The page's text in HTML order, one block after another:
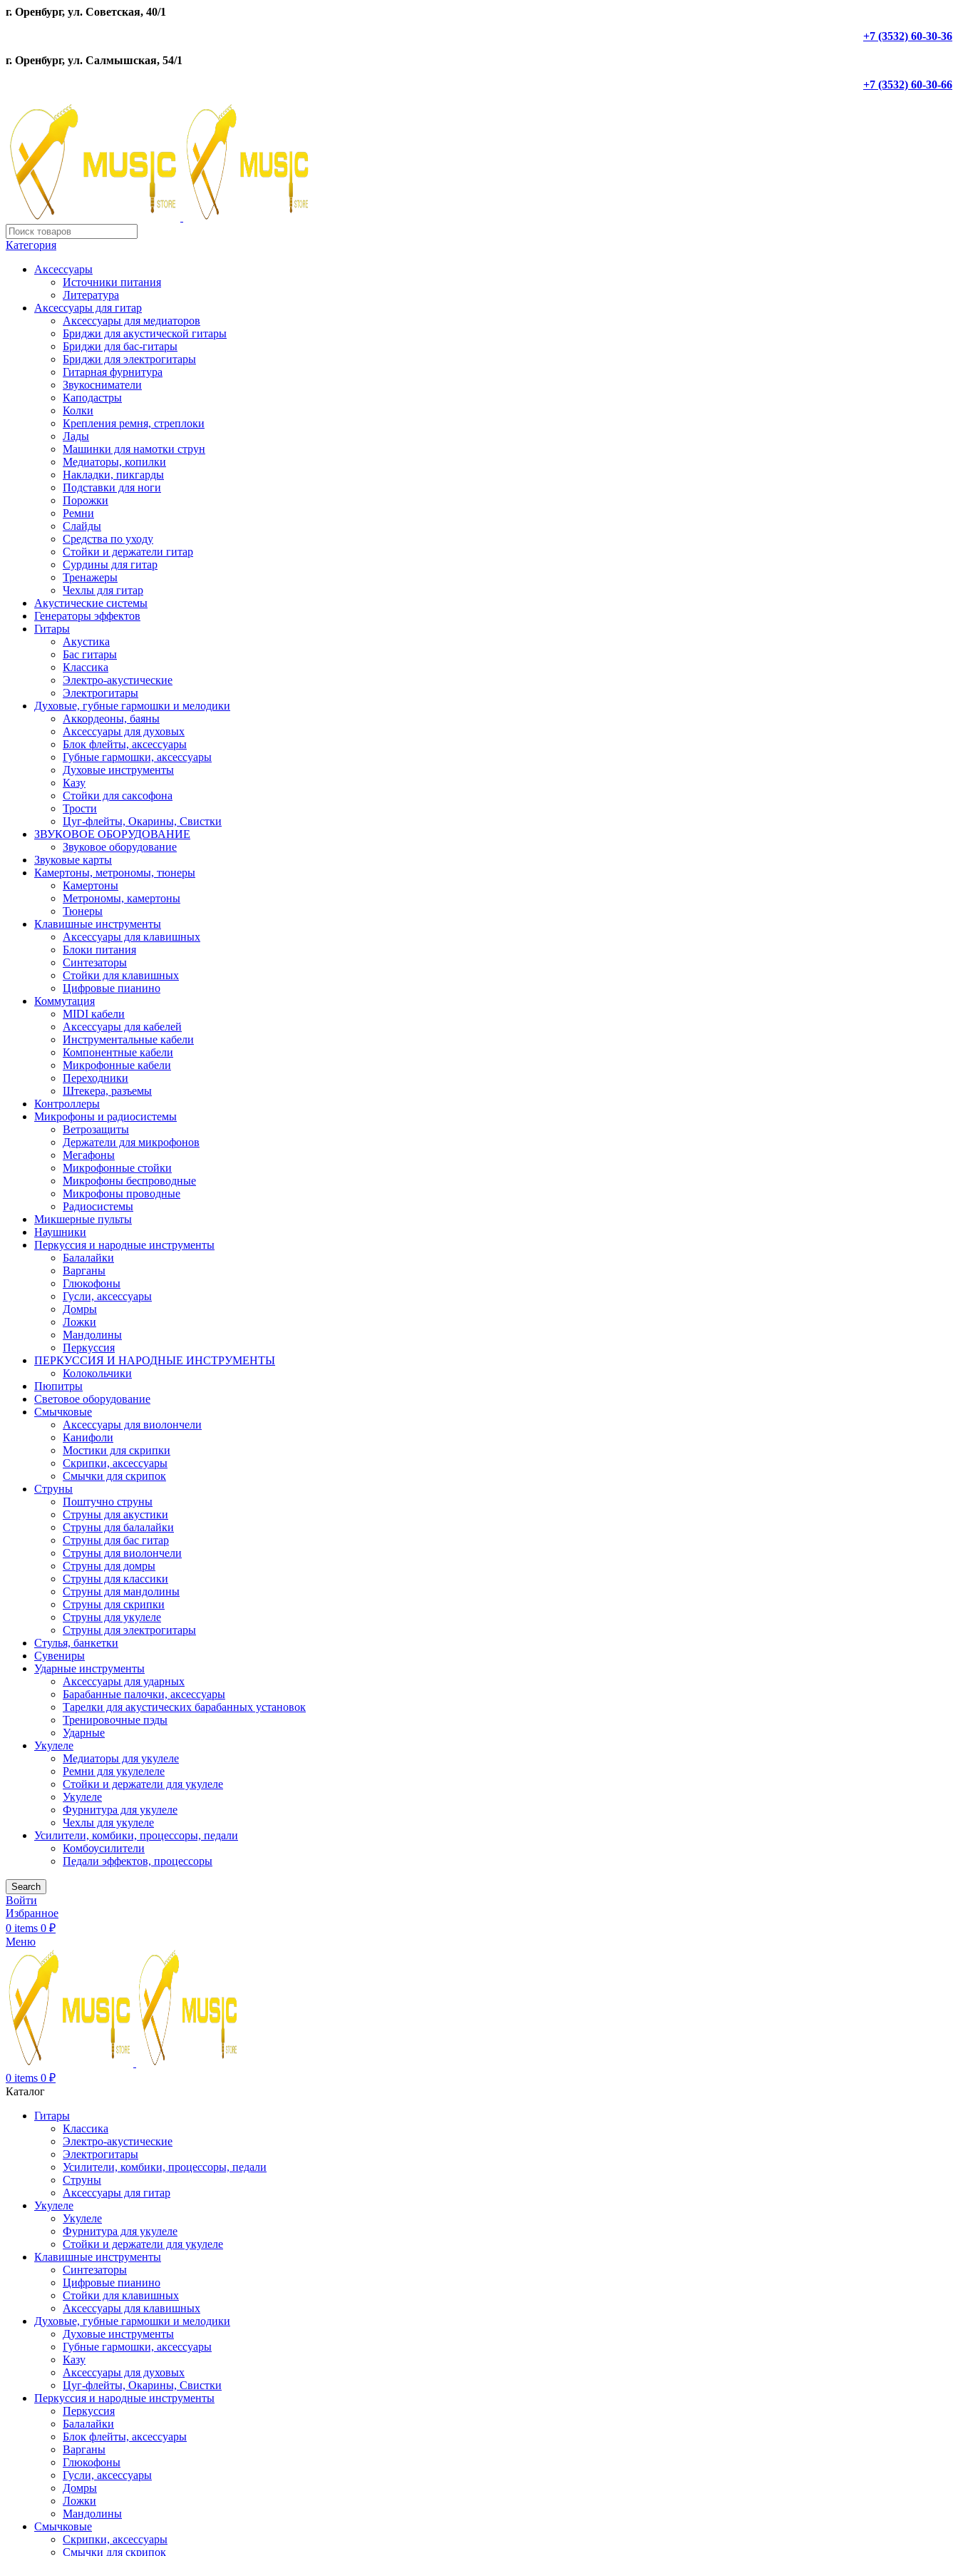
г. Оренбург, ул. Советская, 40/1
+7 (3532) 60-30-36
г. Оренбург, ул. Салмышская, 54/1
+7 (3532) 60-30-66
Категория
Аксессуары
Источники питания
Литература
Аксессуары для гитар
Аксессуары для медиаторов
Бриджи для акустической гитары
Бриджи для бас-гитары
Бриджи для электрогитары
Гитарная фурнитура
Звукосниматели
Каподастры
Колки
Крепления ремня, стреплоки
Лады
Машинки для намотки струн
Медиаторы, копилки
Накладки, пикгарды
Подставки для ноги
Порожки
Ремни
Слайды
Средства по уходу
Стойки и держатели гитар
Сурдины для гитар
Тренажеры
Чехлы для гитар
Акустические системы
Генераторы эффектов
Гитары
Акустика
Бас гитары
Классика
Электро-акустические
Электрогитары
Духовые, губные гармошки и мелодики
Аккордеоны, баяны
Аксессуары для духовых
Блок флейты, аксессуары
Губные гармошки, аксессуары
Духовые инструменты
Казу
Стойки для саксофона
Трости
Цуг-флейты, Окарины, Свистки
ЗВУКОВОЕ ОБОРУДОВАНИЕ
Звуковое оборудование
Звуковые карты
Камертоны, метрономы, тюнеры
Камертоны
Метрономы, камертоны
Тюнеры
Клавишные инструменты
Аксессуары для клавишных
Блоки питания
Синтезаторы
Стойки для клавишных
Цифровые пианино
Коммутация
MIDI кабели
Аксессуары для кабелей
Инструментальные кабели
Компонентные кабели
Микрофонные кабели
Переходники
Штекера, разъемы
Контроллеры
Микрофоны и радиосистемы
Ветрозащиты
Держатели для микрофонов
Мегафоны
Микрофонные стойки
Микрофоны беспроводные
Микрофоны проводные
Радиосистемы
Микшерные пульты
Наушники
Перкуссия и народные инструменты
Балалайки
Варганы
Глюкофоны
Гусли, аксессуары
Домры
Ложки
Мандолины
Перкуссия
ПЕРКУССИЯ И НАРОДНЫЕ ИНСТРУМЕНТЫ
Колокольчики
Пюпитры
Световое оборудование
Смычковые
Аксессуары для виолончели
Канифоли
Мостики для скрипки
Скрипки, аксессуары
Смычки для скрипок
Струны
Поштучно струны
Струны для акустики
Струны для балалайки
Струны для бас гитар
Струны для виолончели
Струны для домры
Струны для классики
Струны для мандолины
Струны для скрипки
Струны для укулеле
Струны для электрогитары
Стулья, банкетки
Сувениры
Ударные инструменты
Аксессуары для ударных
Барабанные палочки, аксессуары
Тарелки для акустических барабанных установок
Тренировочные пэды
Ударные
Укулеле
Медиаторы для укулеле
Ремни для укулелеле
Стойки и держатели для укулеле
Укулеле
Фурнитура для укулеле
Чехлы для укулеле
Усилители, комбики, процессоры, педали
Комбоусилители
Педали эффектов, процессоры
Search
Войти
Избранное
0 items 0 ₽
Меню
0 items 0 ₽
Каталог
Гитары
Классика
Электро-акустические
Электрогитары
Усилители, комбики, процессоры, педали
Струны
Аксессуары для гитар
Укулеле
Укулеле
Фурнитура для укулеле
Стойки и держатели для укулеле
Клавишные инструменты
Синтезаторы
Цифровые пианино
Стойки для клавишных
Аксессуары для клавишных
Духовые, губные гармошки и мелодики
Духовые инструменты
Губные гармошки, аксессуары
Казу
Аксессуары для духовых
Цуг-флейты, Окарины, Свистки
Перкуссия и народные инструменты
Перкуссия
Балалайки
Блок флейты, аксессуары
Варганы
Глюкофоны
Гусли, аксессуары
Домры
Ложки
Мандолины
Смычковые
Скрипки, аксессуары
Смычки для скрипок